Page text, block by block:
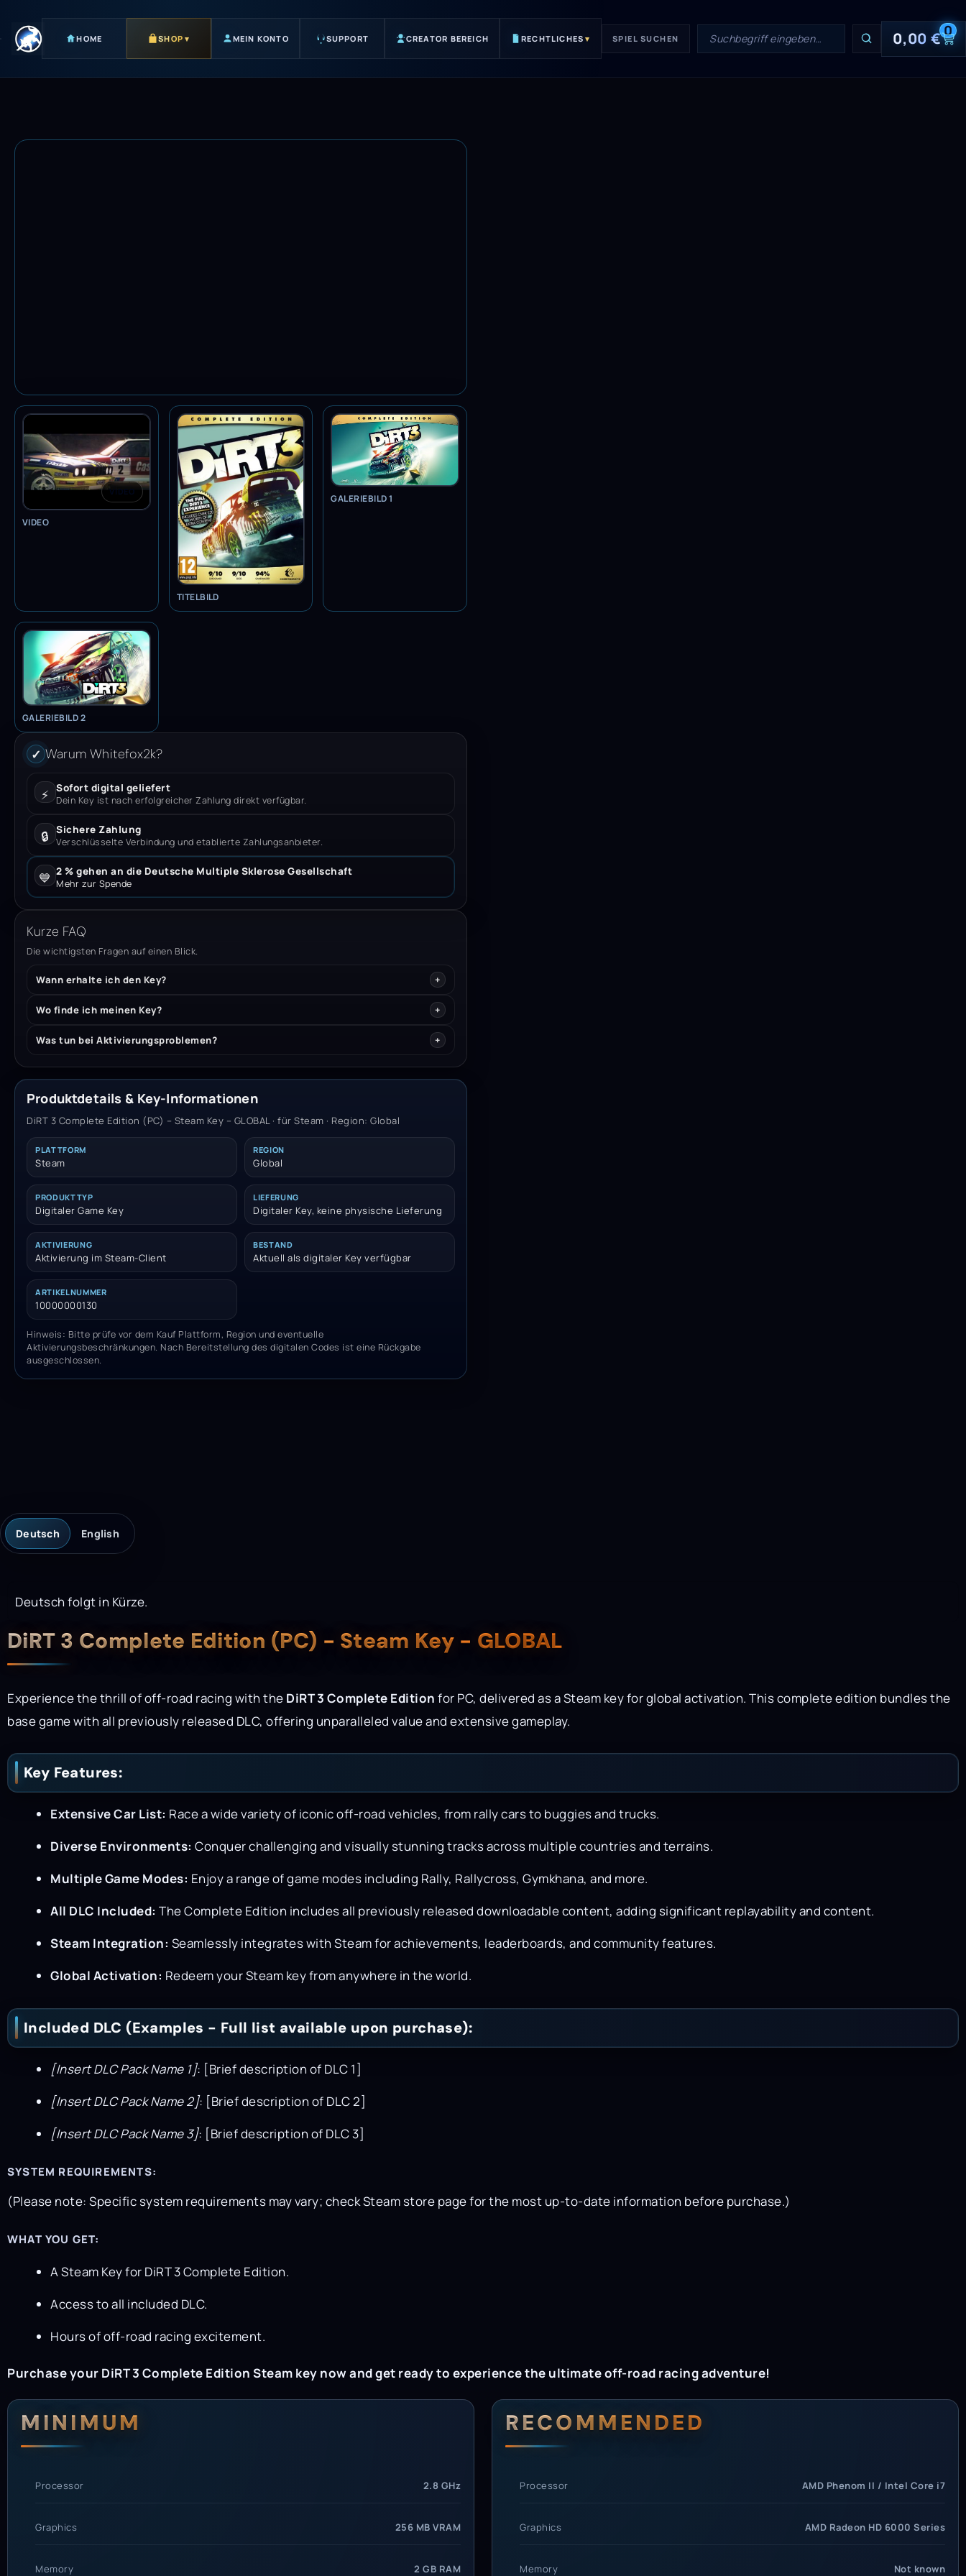
HOME SHOP ▾ MEIN KONTO SUPPORT CREATOR BEREICH RECHTLICHES ▾ SPIEL SUCHEN 0,00€0
VIDEO
VIDEO
TITELBILD
GALERIEBILD 1
GALERIEBILD 2
✓ Warum Whitefox2k?
⚡ Sofort digital geliefert
Dein Key ist nach erfolgreicher Zahlung direkt verfügbar.
🔒 Sichere Zahlung
Verschlüsselte Verbindung und etablierte Zahlungsanbieter.
💙 2 % gehen an die Deutsche Multiple Sklerose Gesellschaft
Mehr zur Spende
Kurze FAQ
Die wichtigsten Fragen auf einen Blick.
Wann erhalte ich den Key?
Wo finde ich meinen Key?
Was tun bei Aktivierungsproblemen?
Produktdetails & Key-Informationen
DiRT 3 Complete Edition (PC) – Steam Key – GLOBAL · für Steam · Region: Global
PLATTFORM
Steam
REGION
Global
PRODUKTTYP
Digitaler Game Key
LIEFERUNG
Digitaler Key, keine physische Lieferung
AKTIVIERUNG
Aktivierung im Steam-Client
BESTAND
Aktuell als digitaler Key verfügbar
ARTIKELNUMMER
10000000130
Hinweis: Bitte prüfe vor dem Kauf Plattform, Region und eventuelle
Aktivierungsbeschränkungen. Nach Bereitstellung des digitalen Codes ist eine Rückgabe
ausgeschlossen.
Deutsch English
Deutsch folgt in Kürze.
Description
DiRT 3 Complete Edition (PC) - Steam Key - GLOBAL
Experience the thrill of off-road racing with the DiRT 3 Complete Edition for PC, delivered as a Steam key for global activation. This complete edition bundles the
base game with all previously released DLC, offering unparalleled value and extensive gameplay.
Key Features:
Extensive Car List: Race a wide variety of iconic off-road vehicles, from rally cars to buggies and trucks.
Diverse Environments: Conquer challenging and visually stunning tracks across multiple countries and terrains.
Multiple Game Modes: Enjoy a range of game modes including Rally, Rallycross, Gymkhana, and more.
All DLC Included: The Complete Edition includes all previously released downloadable content, adding significant replayability and content.
Steam Integration: Seamlessly integrates with Steam for achievements, leaderboards, and community features.
Global Activation: Redeem your Steam key from anywhere in the world.
Included DLC (Examples - Full list available upon purchase):
[Insert DLC Pack Name 1]: [Brief description of DLC 1]
[Insert DLC Pack Name 2]: [Brief description of DLC 2]
[Insert DLC Pack Name 3]: [Brief description of DLC 3]
SYSTEM REQUIREMENTS:
(Please note: Specific system requirements may vary; check Steam store page for the most up-to-date information before purchase.)
WHAT YOU GET:
A Steam Key for DiRT 3 Complete Edition.
Access to all included DLC.
Hours of off-road racing excitement.
Purchase your DiRT 3 Complete Edition Steam key now and get ready to experience the ultimate off-road racing adventure!
System Requirements
MINIMUM
Processor 2.8 GHz
Graphics 256 MB VRAM
Memory 2 GB RAM
RECOMMENDED
Processor AMD Phenom II / Intel Core i7
Graphics AMD Radeon HD 6000 Series
Memory Not known